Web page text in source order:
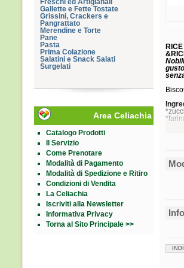
Freschi ed Artigianali
Gallette e Fette Tostate
Grissini, Crackers e
Pangrattato
Merendine e Torte
Pane
Pasta
Prima Colazione
Salatini e Snack Salati
Surgelati
Area Celiachia
Catalogo Prodotti
Il Servizio
Come Prenotare
Modalità di Pagamento
Modalità di Spedizione e Ritiro
Condizioni di Vendita
La Celiachia
Iscriviti alla Newsletter
Informativa Privacy
Torna al Sito Principale >>
RICE
&
SALE